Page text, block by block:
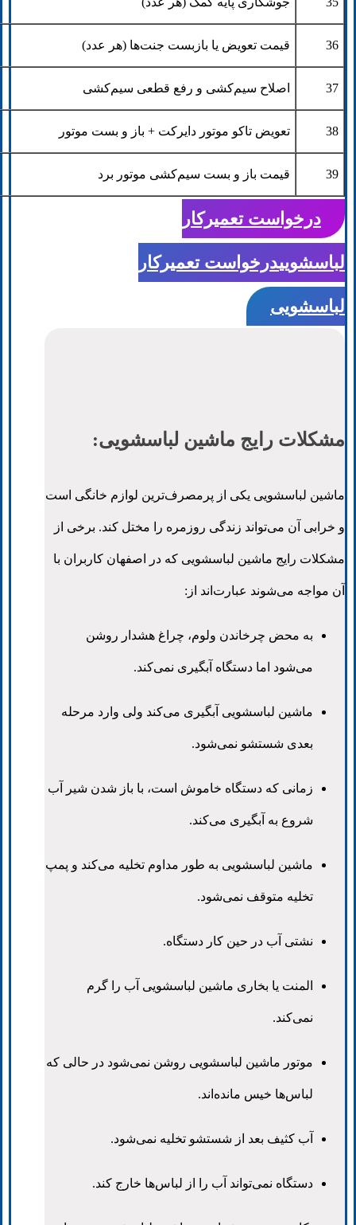
36 قیمت تعویض یا بازبست جنت‌ها (هر عدد)
37 اصلاح سیم‌کشی و رفع قطعی سیم‌کشی
38 تعویض تاکو موتور دایرکت + باز و بست موتور
39 قیمت باز و بست سیم‌کشی موتور برد
درخواست تعمیرکار
لباسشوییدرخواست تعمیرکار
لباسشویی
مشکلات رایج ماشین لباسشویی:
ماشین لباسشویی یکی از پرمصرف‌ترین لوازم خانگی است
و خرابی آن می‌تواند زندگی روزمره را مختل کند. برخی از
مشکلات رایج ماشین لباسشویی که در اصفهان کاربران با
آن مواجه می‌شوند عبارت‌اند از:
به محض چرخاندن ولوم، چراغ هشدار روشن
می‌شود اما دستگاه آبگیری نمی‌کند.
ماشین لباسشویی آبگیری می‌کند ولی وارد مرحله
بعدی شستشو نمی‌شود.
زمانی که دستگاه خاموش است، با باز شدن شیر آب
شروع به آبگیری می‌کند.
ماشین لباسشویی به طور مداوم تخلیه می‌کند و پمپ
تخلیه متوقف نمی‌شود.
نشتی آب در حین کار دستگاه.
المنت یا بخاری ماشین لباسشویی آب را گرم
نمی‌کند.
موتور ماشین لباسشویی روشن نمی‌شود در حالی که
لباس‌ها خیس مانده‌اند.
آب کثیف بعد از شستشو تخلیه نمی‌شود.
دستگاه نمی‌تواند آب را از لباس‌ها خارج کند.